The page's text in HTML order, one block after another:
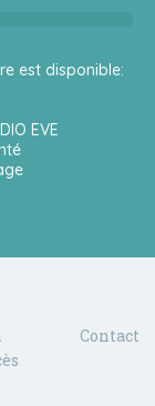
est disponible:
EVE
Contact